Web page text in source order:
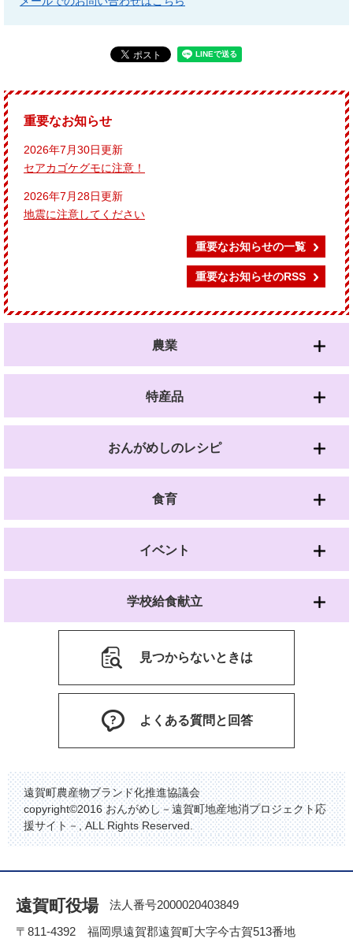
重要なお知らせ
2026年7月30日更新
セアカゴケグモに注意！
2026年7月28日更新
地震に注意してください
重要なお知らせの一覧
重要なお知らせのRSS
農業
特産品
おんがめしのレシピ
食育
イベント
学校給食献立
見つからないときは
よくある質問と回答
遠賀町農産物ブランド化推進協議会
copyright©2016 おんがめし－遠賀町地産地消プロジェクト応
援サイト－, ALL Rights Reserved.
遠賀町役場
法人番号2000020403849
〒811-4392 福岡県遠賀郡遠賀町大字今古賀513番地